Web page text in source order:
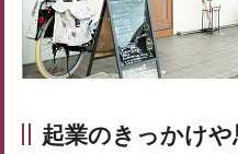
起業のきっかけ